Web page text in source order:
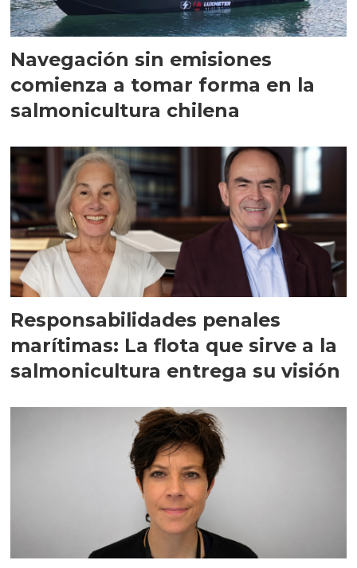
Navegación sin emisiones
comienza a tomar forma en la
salmonicultura chilena
Responsabilidades penales
marítimas: La flota que sirve a la
salmonicultura entrega su visión